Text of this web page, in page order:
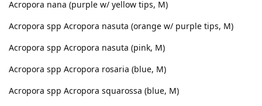
Acropora nana (purple w/ yellow tips, M)
Acropora spp Acropora nasuta (orange w/ purple tips, M)
Acropora spp Acropora nasuta (pink, M)
Acropora spp Acropora rosaria (blue, M)
Acropora spp Acropora squarossa (blue, M)